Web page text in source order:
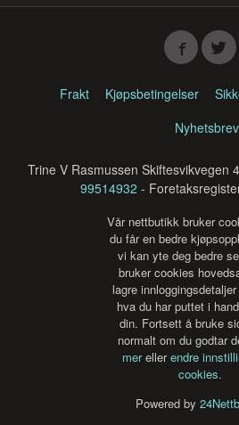
Frakt Kjøpsbetingelser
Nyhetsbrev
Trine V Rasmussen Skiftesvikvegen
99514932 -
Vår nettbutikk bruker
du får en bedre
vi kan yte deg bedre
bruker cookies
lagre
hva du har puttet i
din. Fortsett å bruke
normalt om du godtar
merellerendre
cookies.
Powered by